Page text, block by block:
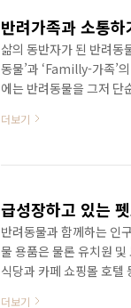
반려가족과 소통
삶의 동반자가 된 반려동
동물’과 ‘Familly-가족’
에는 반려동물을 그저 단
사람들 사이에서는 도도
생의 많은 시간을 함께
더보기
급성장하고 있는
반려동물과 함께하는 인
물 용품은 물론 유치원
식당과 카페 쇼핑몰 호텔
더보기